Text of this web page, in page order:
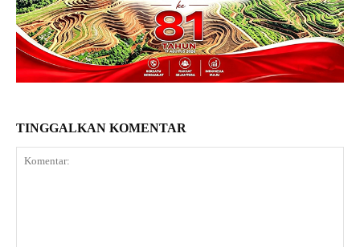
TINGGALKAN KOMENTAR